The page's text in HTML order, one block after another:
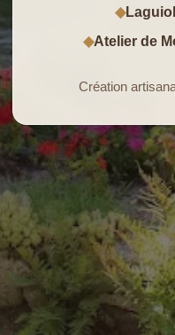
◆
◆Atelier de
Création